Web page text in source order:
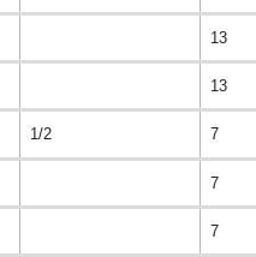
13
13
1/2 7
7
7